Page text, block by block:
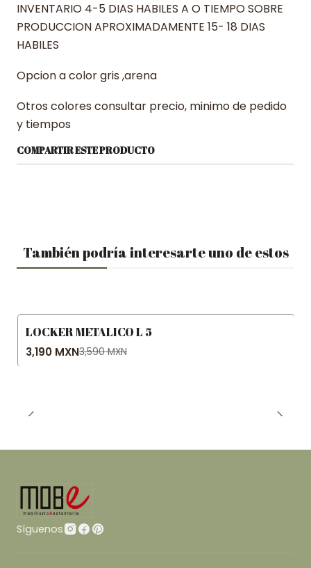
INVENTARIO 4-5 DIAS HABILES A O TIEMPO SOBRE
PRODUCCION APROXIMADAMENTE 15- 18 DIAS
HABILES
Opcion a color gris ,arena
Otros colores consultar precio, minimo de pedido
y tiempos
COMPARTIR ESTE PRODUCTO
También podría interesarte uno de estos
-11% OFF
LOCKER METALICO L 5
3,190 MXN3,590 MXN
Síguenos